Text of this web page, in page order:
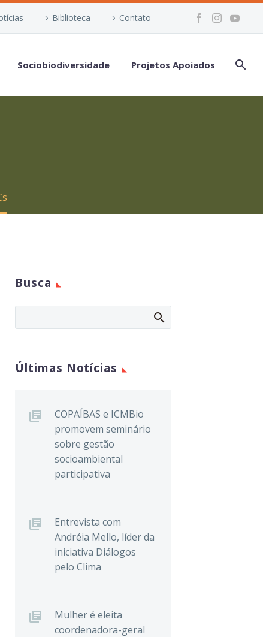
Biblioteca Contato
Sociobiodiversidade Projetos Apoiados
Busca
Últimas Notícias
COPAÍBAS e ICMBio
promovem seminário
sobre gestão
socioambiental
participativa
Entrevista com
Andréia Mello, líder da
iniciativa Diálogos
pelo Clima
Mulher é eleita
coordenadora-geral